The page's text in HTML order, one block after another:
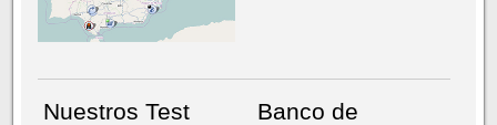
Nuestros Test
Banco de